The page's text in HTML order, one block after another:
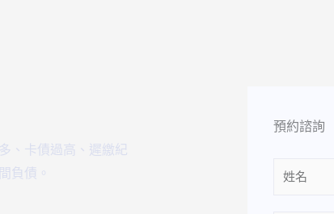
、卡債過高、遲繳紀
負債。
預約諮詢
Name